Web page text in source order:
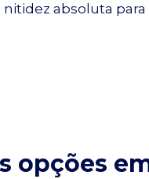
absoluta
opções